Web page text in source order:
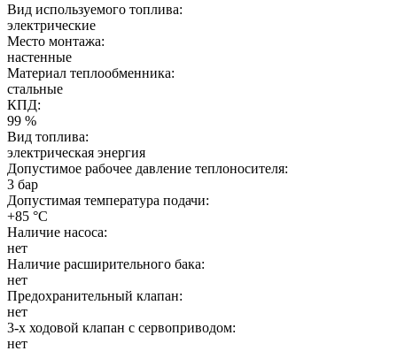
Вид используемого топлива:
электрические
Место монтажа:
настенные
Материал теплообменника:
стальные
КПД:
99 %
Вид топлива:
электрическая энергия
Допустимое рабочее давление теплоносителя:
3 бар
Допустимая температура подачи:
+85 °C
Наличие насоса:
нет
Наличие расширительного бака:
нет
Предохранительный клапан:
нет
3-х ходовой клапан с сервоприводом:
нет